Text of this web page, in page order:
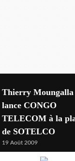
Thierry Moungalla
lance CONGO
TELECOM à la
de SOTELCO
19 Août 2009